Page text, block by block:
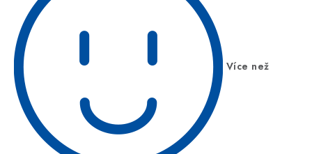
Více než